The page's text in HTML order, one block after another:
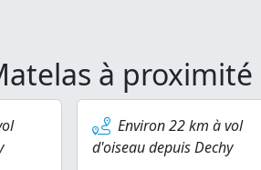
à
Environ 22 km à vol
d'oiseau depuis Dechy